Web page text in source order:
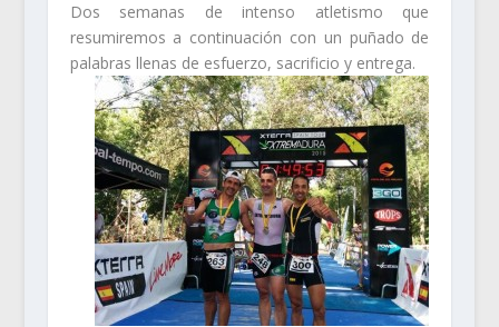
Dos semanas de intenso atletismo que
resumiremos a continuación con un puñado de
palabras llenas de esfuerzo, sacrificio y entrega.